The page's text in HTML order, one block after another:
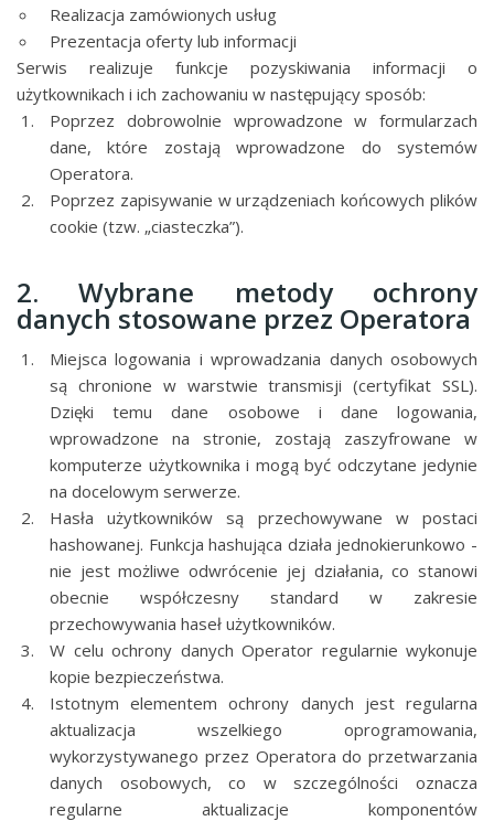
Realizacja zamówionych usług
Prezentacja oferty lub informacji
Serwis realizuje funkcje pozyskiwania informacji o
użytkownikach i ich zachowaniu w następujący sposób:
Poprzez dobrowolnie wprowadzone w formularzach
dane, które zostają wprowadzone do systemów
Operatora.
Poprzez zapisywanie w urządzeniach końcowych plików
cookie (tzw. „ciasteczka”).
2. Wybrane metody ochrony
danych stosowane przez Operatora
Miejsca logowania i wprowadzania danych osobowych
są chronione w warstwie transmisji (certyfikat SSL).
Dzięki temu dane osobowe i dane logowania,
wprowadzone na stronie, zostają zaszyfrowane w
komputerze użytkownika i mogą być odczytane jedynie
na docelowym serwerze.
Hasła użytkowników są przechowywane w postaci
hashowanej. Funkcja hashująca działa jednokierunkowo -
nie jest możliwe odwrócenie jej działania, co stanowi
obecnie współczesny standard w zakresie
przechowywania haseł użytkowników.
W celu ochrony danych Operator regularnie wykonuje
kopie bezpieczeństwa.
Istotnym elementem ochrony danych jest regularna
aktualizacja wszelkiego oprogramowania,
wykorzystywanego przez Operatora do przetwarzania
danych osobowych, co w szczególności oznacza
regularne aktualizacje komponentów